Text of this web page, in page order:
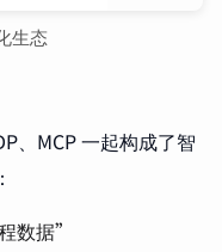
生态
、MCP 一起构成了智
数据”